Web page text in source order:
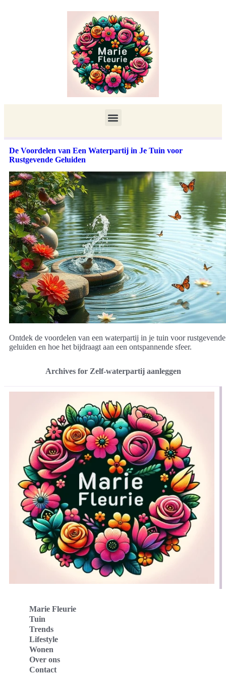
De Voordelen van Een Waterpartij in Je Tuin voor
Rustgevende Geluiden
Ontdek de voordelen van een waterpartij in je tuin voor rustgevende
geluiden en hoe het bijdraagt aan een ontspannende sfeer.
Archives for Zelf-waterpartij aanleggen
Marie Fleurie
Tuin
Trends
Lifestyle
Wonen
Over ons
Contact